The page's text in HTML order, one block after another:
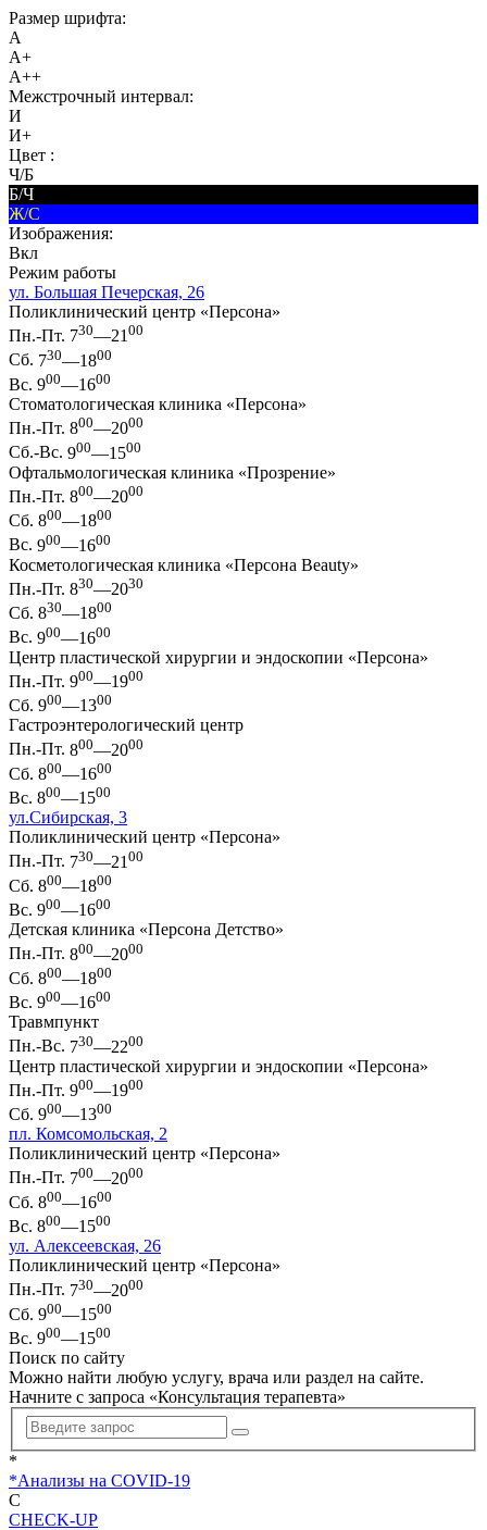
Размер шрифта:
A
A+
A++
Межстрочный интервал:
И
И+
Цвет :
Ч/Б
Б/Ч
Ж/С
Изображения:
Вкл
Режим работы
ул. Большая Печерская, 26
Поликлинический центр «Персона»
Пн.-Пт. 730—21 00
Сб. 730—1800
Вс. 900—1600
Стоматологическая клиника «Персона»
Пн.-Пт. 800—2000
Сб.-Вс. 900—1500
Офтальмологическая клиника «Прозрение»
Пн.-Пт. 800—2000
Сб. 800—1800
Вс. 900—1600
Косметологическая клиника «Персона Beauty»
Пн.-Пт. 830—2030
Сб. 830—1800
Вс. 900—1600
Центр пластической хирургии и эндоскопии «Персона»
Пн.-Пт. 900—1900
Сб. 900—1300
Гастроэнтерологический центр
Пн.-Пт. 800—2000
Сб. 800—1600
Вс. 800—1500
ул.Сибирская, 3
Поликлинический центр «Персона»
Пн.-Пт. 730—21 00
Сб. 800—1800
Вс. 900—1600
Детская клиника «Персона Детство»
Пн.-Пт. 800—2000
Сб. 800—1800
Вс. 900—1600
Травмпункт
Пн.-Вс. 730—2200
Центр пластической хирургии и эндоскопии «Персона»
Пн.-Пт. 900—1900
Сб. 900—1300
пл. Комсомольская, 2
Поликлинический центр «Персона»
Пн.-Пт. 700—2000
Сб. 800—1600
Вс. 800—1500
ул. Алексеевская, 26
Поликлинический центр «Персона»
Пн.-Пт. 730—2000
Сб. 900—1500
Вс. 900—1500
Поиск по сайту
Можно найти любую услугу, врача или раздел на сайте.
Начните с запроса «Консультация терапевта»
*
*Анализы на COVID-19
C
CHECK-UP